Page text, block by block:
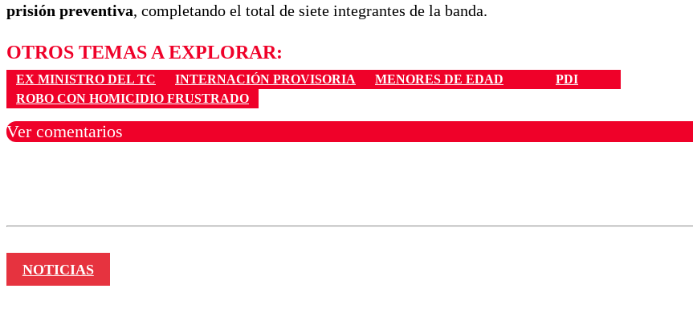
prisión preventiva, completando el total de siete integrantes de la banda.
OTROS TEMAS A EXPLORAR:
EX MINISTRO DEL TC INTERNACIÓN PROVISORIA MENORES DE EDAD
PDI
ROBO CON HOMICIDIO FRUSTRADO
Ver comentarios
NOTICIAS